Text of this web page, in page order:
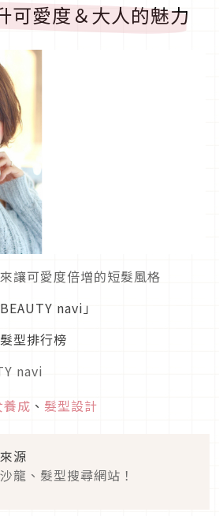
愛度＆大人的魅力
讓可愛度倍增的短髮風格
navi」
型排行榜
navi
養成 、 髮型設計
源
龍、髮型搜尋網站！